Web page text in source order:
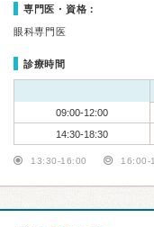
専門医・資格：
眼科専門医
診療時間
09:00-12:00
14:30-18:30
13:30-16:00 16:00-